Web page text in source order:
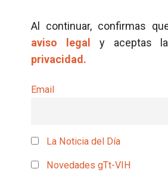
Al continuar, confirmas
aviso legal
y aceptas
privacidad.
Email
La Noticia del Día
Novedades gTt-VIH